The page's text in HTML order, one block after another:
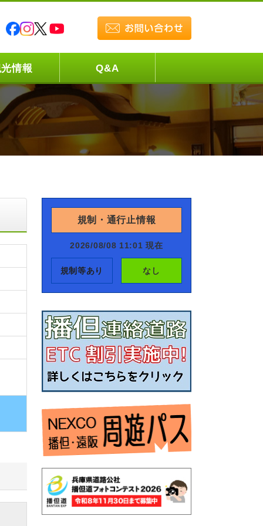
情報 Q&A
規制・通行止情報
2026/08/08 11:01 現在
規制等あり なし